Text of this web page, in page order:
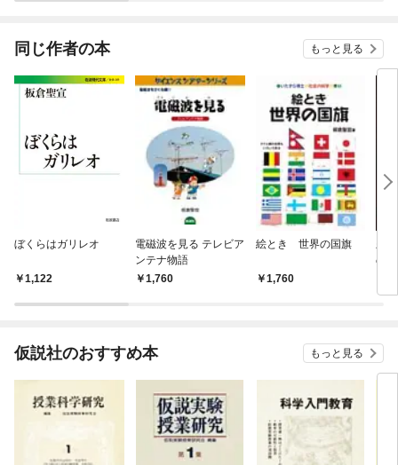
同じ作者の本 もっと見る
ぼくらはガリレオ
1,122
電磁波を見る テレビア
ンテナ物語
1,760
絵とき 世界の国旗
1,760
差
の
仮説社のおすすめ本 もっと見る